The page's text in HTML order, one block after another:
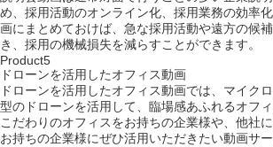
め、採用活動のオンライン化、採用業務の効率
画にまとめておけば、急な採用活動や遠方の候
き、採用の機械損失を減らすことができます。
Product5
ドローンを活用したオフィス動画
ドローンを活用したオフィス動画では、マイク
型のドローンを活用して、臨場感あふれるオフ
こだわりのオフィスをお持ちの企業様や、他社
お持ちの企業様にぜひ活用いただきたい動画サー